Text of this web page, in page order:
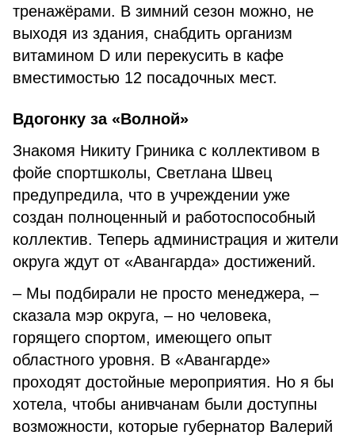
тренажёрами. В зимний сезон можно, не
выходя из здания, снабдить организм
витамином D или перекусить в кафе
вместимостью 12 посадочных мест.
Вдогонку за «Волной»
Знакомя Никиту Гриника с коллективом в
фойе спортшколы, Светлана Швец
предупредила, что в учреждении уже
создан полноценный и работоспособный
коллектив. Теперь администрация и жители
округа ждут от «Авангарда» достижений.
– Мы подбирали не просто менеджера, –
сказала мэр округа, – но человека,
горящего спортом, имеющего опыт
областного уровня. В «Авангарде»
проходят достойные мероприятия. Но я бы
хотела, чтобы анивчанам были доступны
возможности, которые губернатор Валерий